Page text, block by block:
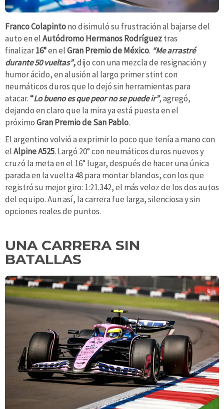
Franco Colapintono disimuló su frustración al bajarse del
auto en elAutódromo Hermanos Rodrígueztras
finalizar16°en elGran Premio de México. “Me arrastré
durante 50 vueltas”,dijo con una mezcla de resignación y
humor ácido, en alusión al largo primer stint con
neumáticos duros que lo dejó sin herramientas para
atacar.“Lo bueno es que peor no se puede ir”, agregó,
dejando en claro que la mira ya está puesta en el
próximoGran Premio de San Pablo.
El argentino volvió a exprimir lo poco que tenía a mano con
elAlpine A525. Largó 20° con neumáticos duros nuevos y
cruzó la meta en el 16° lugar, después de hacer una única
parada en la vuelta 48 para montar blandos, con los que
registró su mejor giro: 1:21.342, el más veloz de los dos autos
del equipo. Aun así, la carrera fue larga, silenciosa y sin
opciones reales de puntos.
UNA CARRERA SIN
BATALLAS